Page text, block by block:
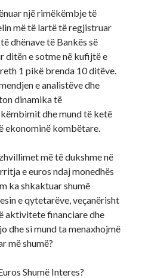
një rimëkëmbje të
më të lartë të regjistruar
dhënave të Bankës së
ditën e sotme në kufijtë e
1 pikë brenda 10 ditëve.
e analistëve dhe
dinamika të
dhe mund të ketë
ekonominë kombëtare.
më të dukshme në
e euros ndaj monedhës
ka shkaktuar shumë
e qytetarëve, veçanërisht
aktivitete financiare dhe
dhe si mund ta menaxhojmë
më shumë?
Shumë Interes?